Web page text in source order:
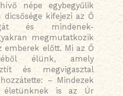
népe egybegyűlik
dicsősége kifejezi az Ő
és mindenek-
megmutatkozik
emberek előtt. Mi az Ő
élünk, amely
és megvigasztal
– Mindezek
életünknek is az Úr